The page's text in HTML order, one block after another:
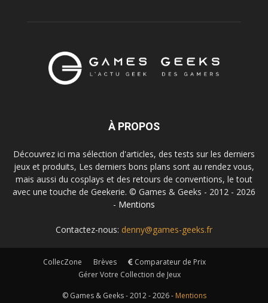
À PROPOS
Découvrez ici ma sélection d'articles, des tests sur les derniers
jeux et produits, Les derniers bons plans sont au rendez vous,
mais aussi du cosplays et des retours de conventions, le tout
avec une touche de Geekerie. © Games & Geeks - 2012 - 2026
- Mentions
Contactez-nous: denny@games-geeks.fr
CollecZone Brèves
Comparateur de Prix
Gérer Votre Collection de Jeux
© Games & Geeks - 2012 - 2026 - Mentions